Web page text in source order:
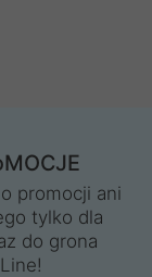
promocji ani
tylko dla
do grona